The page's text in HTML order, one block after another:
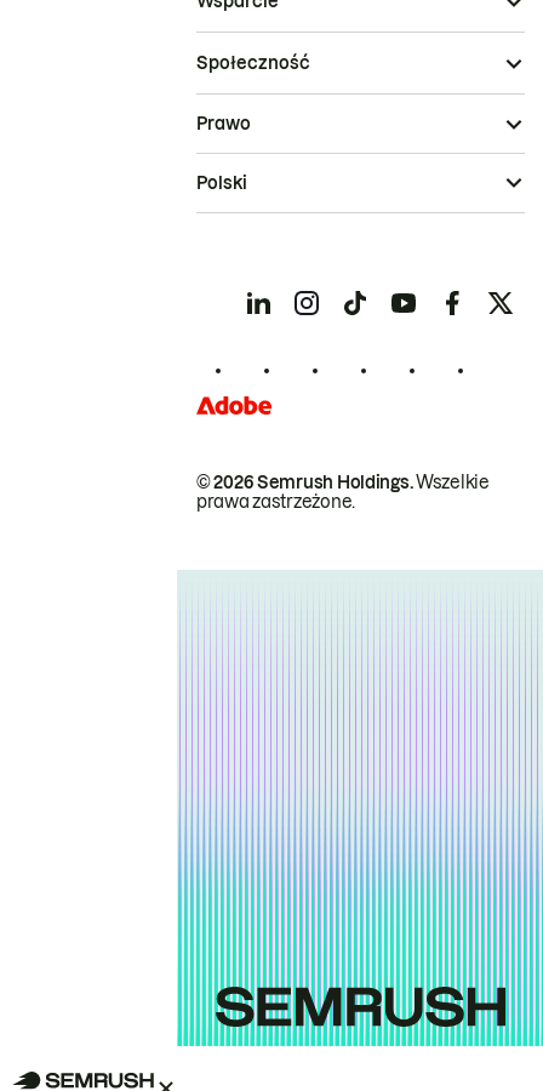
Społeczność
© 2026 Semrush Holdings.Wszelkie
prawa zastrzeżone.
Prawo
Polski